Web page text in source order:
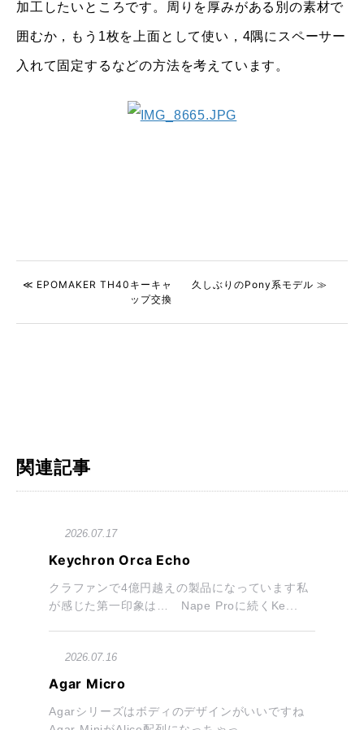
加工したいところです。周りを厚みがある別の素材で
囲むか，もう1枚を上面として使い，4隅にスペーサー
入れて固定するなどの方法を考えています。
≪ EPOMAKER TH40キーキャ
ップ交換
久しぶりのPony系モデル ≫
関連記事
2026.07.17
Keychron Orca Echo
クラファンで4億円越えの製品になっています私
が感じた第一印象は… Nape Proに続くKe...
2026.07.16
Agar Micro
Agarシリーズはボディのデザインがいいですね